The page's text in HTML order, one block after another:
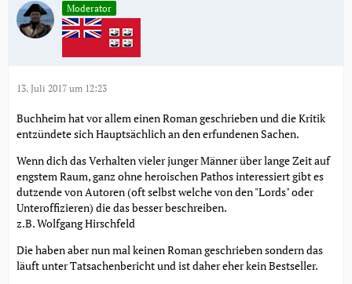
Moderator
13. Juli 2017 um 12:23
Buchheim hat vor allem einen Roman geschrieben und die Kritik
entzündete sich Hauptsächlich an den erfundenen Sachen.
Wenn dich das Verhalten vieler junger Männer über lange Zeit auf
engstem Raum, ganz ohne heroischen Pathos interessiert gibt es
dutzende von Autoren (oft selbst welche von den "Lords" oder
Unteroffizieren) die das besser beschreiben.
z.B. Wolfgang Hirschfeld
Die haben aber nun mal keinen Roman geschrieben sondern das
läuft unter Tatsachenbericht und ist daher eher kein Bestseller.